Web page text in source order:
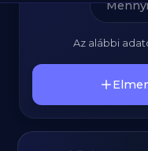
Az alábbi